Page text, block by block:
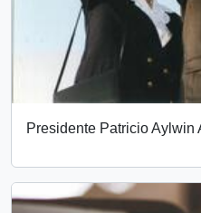
Presidente Patricio Aylwin